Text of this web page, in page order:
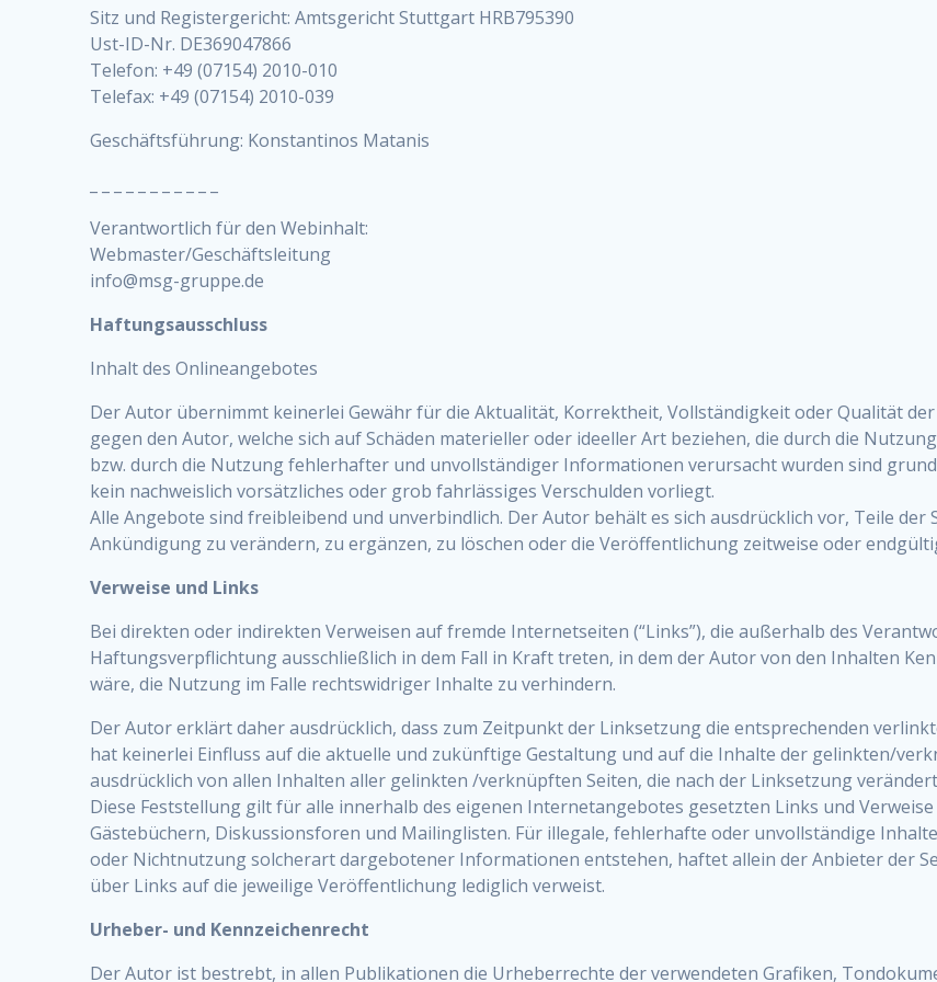
Sitz und Registergericht: Amtsgericht Stuttgart HRB795390
Ust-ID-Nr. DE369047866
Telefon: +49 (07154) 2010-010
Telefax: +49 (07154) 2010-039
Geschäftsführung: Konstantinos Matanis
Verantwortlich für den Webinhalt:
Webmaster/Geschäftsleitung
info@msg-gruppe.de
Haftungsausschluss
Inhalt des Onlineangebotes
Der Autor übernimmt keinerlei Gewähr für die Aktualität, Korrektheit, Vollständigkeit oder Qualität
gegen den Autor, welche sich auf Schäden materieller oder ideeller Art beziehen, die durch die
bzw. durch die Nutzung fehlerhafter und unvollständiger Informationen verursacht wurden sind
kein nachweislich vorsätzliches oder grob fahrlässiges Verschulden vorliegt.
Alle Angebote sind freibleibend und unverbindlich. Der Autor behält es sich ausdrücklich vor, Teile
Ankündigung zu verändern, zu ergänzen, zu löschen oder die Veröffentlichung zeitweise oder
Verweise und Links
Bei direkten oder indirekten Verweisen auf fremde Internetseiten (“Links”), die außerhalb des
Haftungsverpflichtung ausschließlich in dem Fall in Kraft treten, in dem der Autor von den Inhalten
wäre, die Nutzung im Falle rechtswidriger Inhalte zu verhindern.
Der Autor erklärt daher ausdrücklich, dass zum Zeitpunkt der Linksetzung die entsprechenden
hat keinerlei Einfluss auf die aktuelle und zukünftige Gestaltung und auf die Inhalte der gelinkten/
ausdrücklich von allen Inhalten aller gelinkten /verknüpften Seiten, die nach der Linksetzung
Diese Feststellung gilt für alle innerhalb des eigenen Internetangebotes gesetzten Links und
Gästebüchern, Diskussionsforen und Mailinglisten. Für illegale, fehlerhafte oder unvollständige
oder Nichtnutzung solcherart dargebotener Informationen entstehen, haftet allein der Anbieter der
über Links auf die jeweilige Veröffentlichung lediglich verweist.
Urheber- und Kennzeichenrecht
Der Autor ist bestrebt, in allen Publikationen die Urheberrechte der verwendeten Grafiken,